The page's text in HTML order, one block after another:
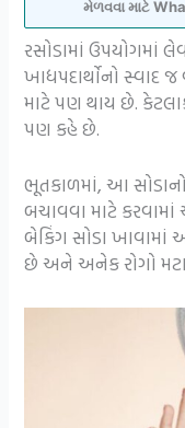
મેળવવા માટે
રસોડામાં ઉપયોગમાં
ખાદ્યપદાર્થોનો
માટે પણ થાય છે.
પણ કહે છે.
ભૂતકાળમાં, આ
બચાવવા માટે
બેકિંગ સોડા ખાવામાં
છે અને અનેક રોગો